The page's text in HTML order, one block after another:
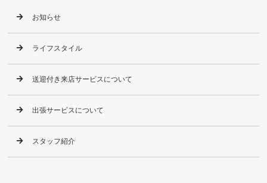
お知らせ
ライフスタイル
送迎付き来店サービスについて
出張サービスについて
スタッフ紹介